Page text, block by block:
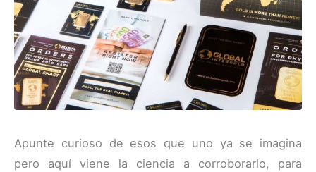
Apunte curioso de esos que uno ya se imagina
pero aquí viene la ciencia a corroborarlo, para